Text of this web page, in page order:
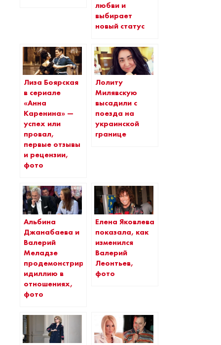
любви и
выбирает
новый статус
Лиза Боярская
в сериале
«Анна
Каренина» —
успех или
провал,
первые отзывы
и рецензии,
фото
Лолиту
Милявскую
высадили с
поезда на
украинской
границе
Альбина
Джанабаева и
Валерий
Меладзе
продемонстрировали
идиллию в
отношениях,
фото
Елена Яковлева
показала, как
изменился
Валерий
Леонтьев,
фото